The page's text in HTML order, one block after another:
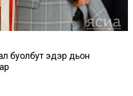
буолбут эдэр дьон